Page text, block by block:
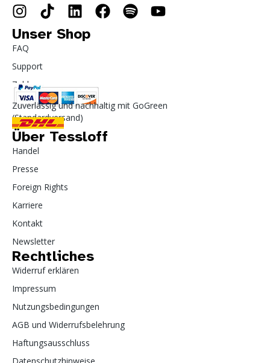
Unser Shop
FAQ
Support
Zahlung
Zuverlässig und nachhaltig mit GoGreen
(Standardversand)
Über Tessloff
Handel
Presse
Foreign Rights
Karriere
Kontakt
Newsletter
Rechtliches
Widerruf erklären
Impressum
Nutzungsbedingungen
AGB und Widerrufsbelehrung
Haftungsausschluss